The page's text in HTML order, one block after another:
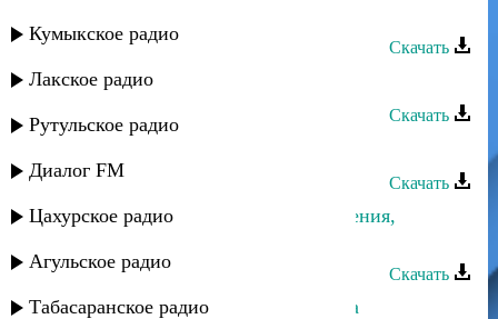
Кумыкское радио
Лакское радио
Рутульское радио
Диалог FM
Цахурское радио
Агульское радио
Табасаранское радио
Скачать
Адилхан Баматказиев - Любимая
Скачать
Скачать
Ахмед Шахназаров - С днем рождения,
Скачать
Алим Магомедов - Любимая Саида